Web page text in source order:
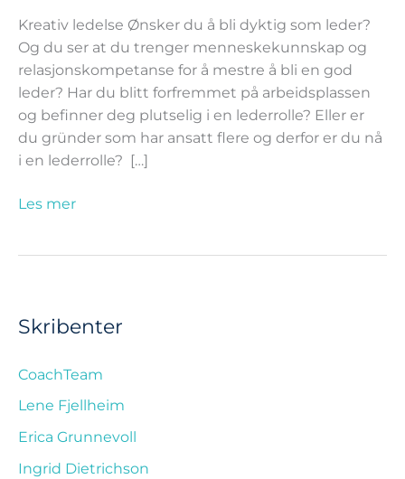
Kreativ ledelse Ønsker du å bli dyktig som leder?
Og du ser at du trenger menneskekunnskap og
relasjonskompetanse for å mestre å bli en god
leder? Har du blitt forfremmet på arbeidsplassen
og befinner deg plutselig i en lederrolle? Eller er
du gründer som har ansatt flere og derfor er du nå
i en lederrolle? […]
–
slik
hjelper
coachutdanning
ledere
Les mer
Skribenter
CoachTeam
Lene Fjellheim
Erica Grunnevoll
Ingrid Dietrichson